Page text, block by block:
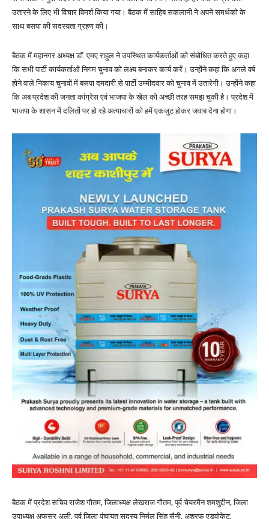
उतारने के लिए भी विचार विमर्श किया गया। बैठक में साहिब सकलानी ने अपने समर्थको के
साथ बसपा की सदस्यता ग्रहण की।
बैठक में महानगर अध्यक्ष डॉ. एमए राहुल ने उपस्थित कार्यकर्ताओं को संबोधित करते हुए कहा
कि सभी पार्टी कार्यकर्ताओं निगम चुनाव को लक्ष्य बनाकर कार्य करें। उन्होंने कहा कि अगले वर्ष
होने वाले निकाय चुनावों में बसपा दमदारी से पार्टी उम्मीदवार को चुनाव में उतारेगी। उन्होंने कहा
कि अब प्रदेश की जनता कांग्रेस एवं भाजपा के खेल को अच्छी तरह समझ चुकी है। प्रदेश में
भाजपा के शासन में दलितों पर हो रहे अत्याचारों को हमें एकजुट होकर जवाब देना होगा।
बैठक में प्रदेश सचिव राजेश गौतम, जिलाध्यक्ष लेखराज गौतम, पूर्व चेयरमैन शमशुद्दीन, जिला
उपाध्यक्ष अफसर अली, पूर्व जिला पंचायत सदस्य निर्मल सिंह सैनी, अशरफ एडवोकेट,